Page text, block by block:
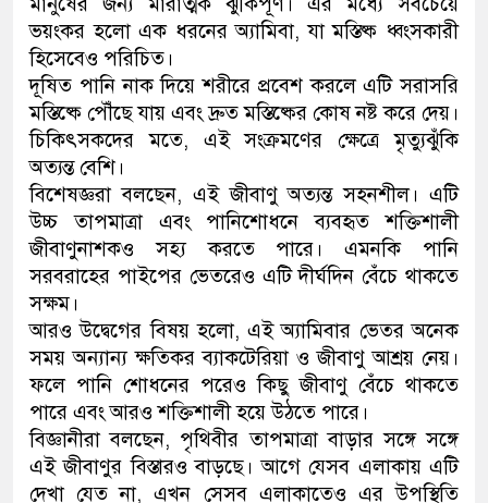
ভয়ংকর হলো এক ধরনের অ্যামিবা, যা মস্তিষ্ক ধ্বংসকারী
হিসেবেও পরিচিত।
দূষিত পানি নাক দিয়ে শরীরে প্রবেশ করলে এটি সরাসরি
মস্তিষ্কে পৌঁছে যায় এবং দ্রুত মস্তিষ্কের কোষ নষ্ট করে দেয়।
চিকিৎসকদের মতে, এই সংক্রমণের ক্ষেত্রে মৃত্যুঝুঁকি
অত্যন্ত বেশি।
বিশেষজ্ঞরা বলছেন, এই জীবাণু অত্যন্ত সহনশীল। এটি
উচ্চ তাপমাত্রা এবং পানিশোধনে ব্যবহৃত শক্তিশালী
জীবাণুনাশকও সহ্য করতে পারে। এমনকি পানি
সরবরাহের পাইপের ভেতরেও এটি দীর্ঘদিন বেঁচে থাকতে
সক্ষম।
আরও উদ্বেগের বিষয় হলো, এই অ্যামিবার ভেতর অনেক
সময় অন্যান্য ক্ষতিকর ব্যাকটেরিয়া ও জীবাণু আশ্রয় নেয়।
ফলে পানি শোধনের পরেও কিছু জীবাণু বেঁচে থাকতে
পারে এবং আরও শক্তিশালী হয়ে উঠতে পারে।
বিজ্ঞানীরা বলছেন, পৃথিবীর তাপমাত্রা বাড়ার সঙ্গে সঙ্গে
এই জীবাণুর বিস্তারও বাড়ছে। আগে যেসব এলাকায় এটি
দেখা যেত না, এখন সেসব এলাকাতেও এর উপস্থিতি